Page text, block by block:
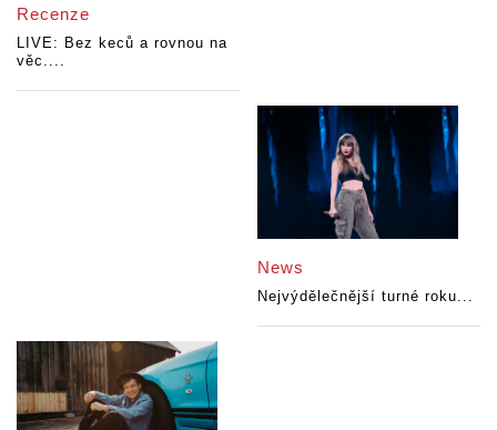
Recenze
LIVE: Bez keců a rovnou na
věc....
News
Nejvýdělečnější turné roku...